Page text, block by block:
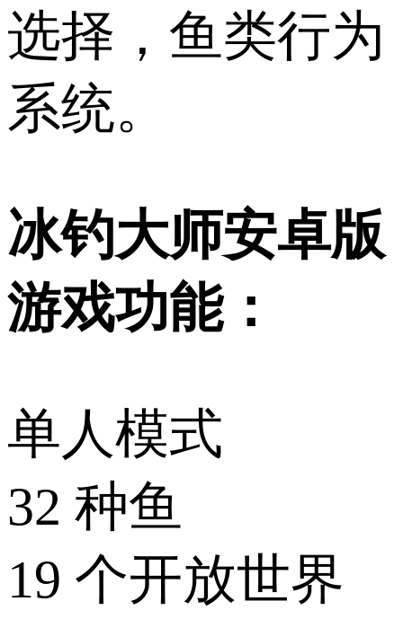
选择，鱼类行为
系统。
冰钓大师安卓版
游戏功能：
单人模式
32 种鱼
19 个开放世界